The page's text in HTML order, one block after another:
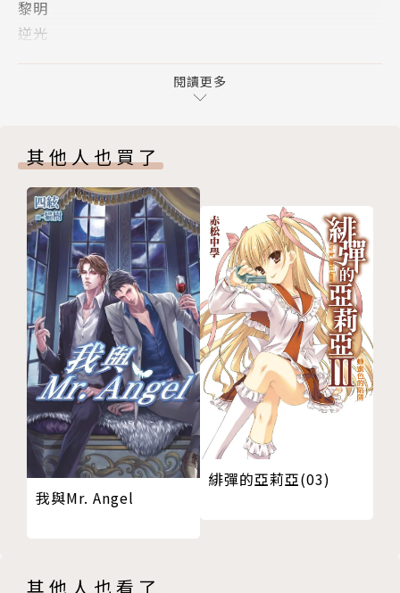
黎明
逆光
FANTASISTA
後記
版權頁
閱讀更多
其他人也買了
我與Mr. Angel
緋彈的亞莉亞(03)
其他人也看了